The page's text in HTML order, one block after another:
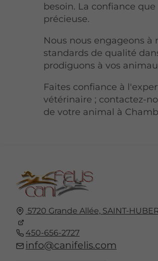
besoin. La confiance
précieuse.
Nous nous engageons
standards de qualité
prodiguons à vos
Faites confiance à
vétérinaire ; contactez-
de votre animal à
5720 Grande Allée, SAINT-
450-656-2727
info@canifelis.com